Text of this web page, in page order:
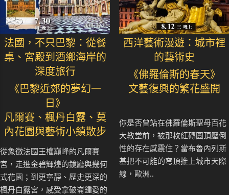
法國，不只巴黎：從餐
桌、宮殿到酒鄉海岸的
深度旅行
《巴黎近郊的夢幻一
日》
凡爾賽、楓丹白露、莫
內花園與藝術小鎮散步
從象徵法國王權巔峰的凡爾賽
宮，走進金碧輝煌的鏡廳與幾何
式花園；到更寧靜、歷史更深的
楓丹白露宮，感受拿破崙鍾愛的
西洋藝術漫遊：城市裡
的藝術史
《佛羅倫斯的春天》
文藝復興的繁花盛開
你是否曾站在佛羅倫斯聖母百花
大教堂前，被那枚紅磚圓頂壓倒
性的存在感震住？當布魯內列斯
基把不可能的穹頂推上城市天際
線，歐洲..